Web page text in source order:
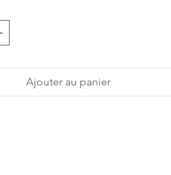
Ajouter au panier